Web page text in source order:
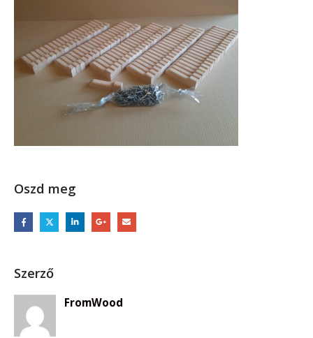
Oszd meg
Szerző
FromWood